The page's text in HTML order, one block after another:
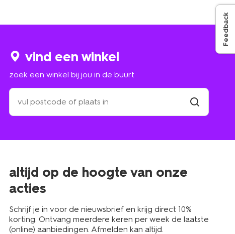
vind een winkel
zoek een winkel bij jou in de buurt
zoek
een
winkel
in
altijd op de hoogte van onze
acties
Schrijf je in voor de nieuwsbrief en krijg direct 10%
korting. Ontvang meerdere keren per week de laatste
(online) aanbiedingen. Afmelden kan altijd.
Feedback